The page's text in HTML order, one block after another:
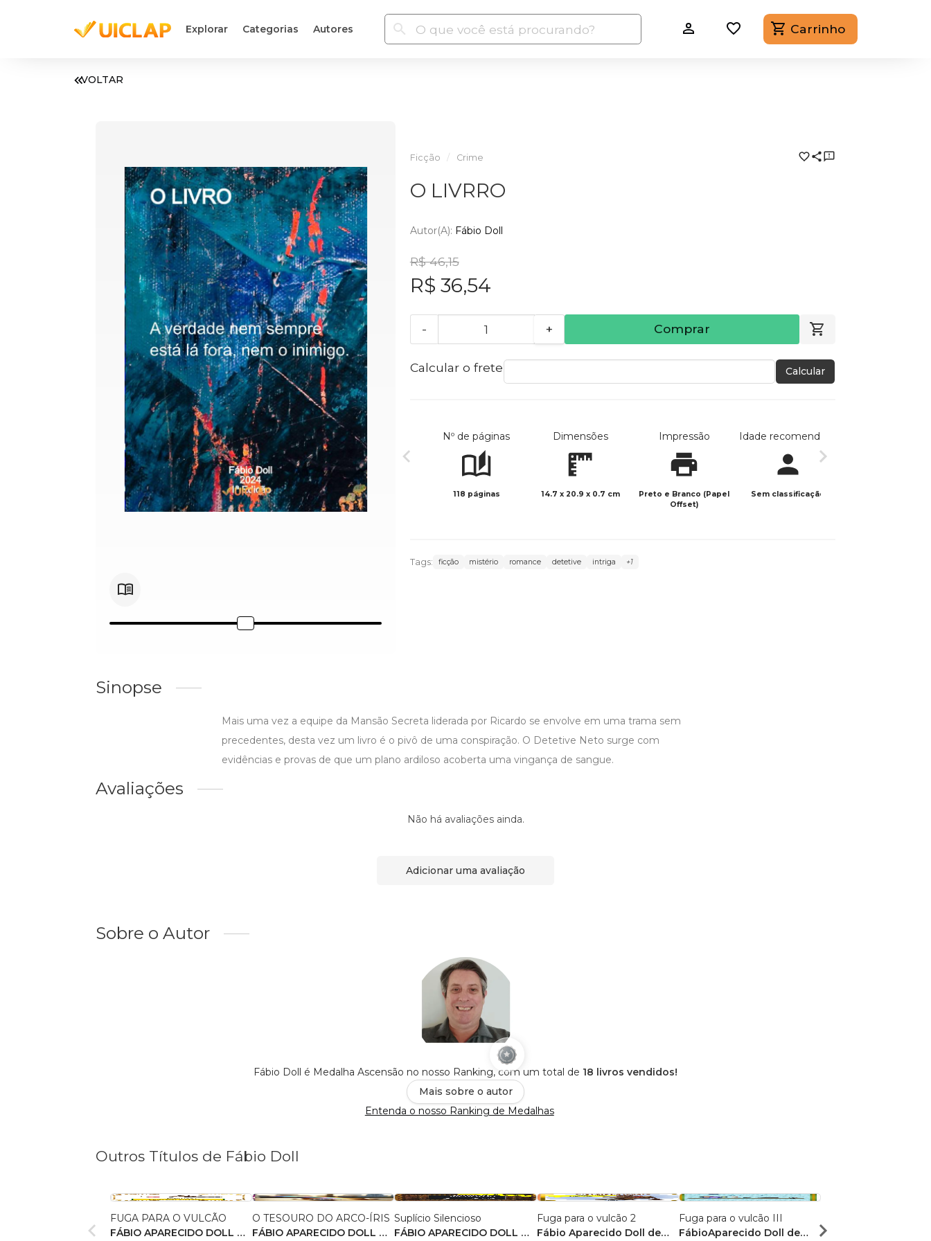
Explorar Categorias Autores Carrinho
VOLTAR
Ficção Crime
O LIVRRO
Autor(a): Fábio Doll
R$ 46,15
R$ 36,54
- + Comprar
Calcular o frete Calcular
Nº de páginas
118 páginas
Dimensões
14.7 x 20.9 x 0.7 cm
Impressão
Preto e Branco (Papel
Offset)
Idade recomendada
Sem classificação
Tags: ficção mistério romance detetive intriga +1
Sinopse
Mais uma vez a equipe da Mansão Secreta liderada por Ricardo se envolve em uma trama sem
precedentes, desta vez um livro é o pivô de uma conspiração. O Detetive Neto surge com
evidências e provas de que um plano ardiloso acoberta uma vingança de sangue.
Avaliações
Não há avaliações ainda.
Adicionar uma avaliação
Sobre o Autor
Fábio Doll é Medalha Ascensão no nosso Ranking, com um total de 18 livros vendidos!
Mais sobre o autor
Entenda o nosso Ranking de Medalhas
Outros Títulos de Fábio Doll
FUGA PARA O VULCÃO
FÁBIO APARECIDO DOLL DE
O TESOURO DO ARCO-ÍRIS
FÁBIO APARECIDO DOLL DE
Suplício Silencioso
FÁBIO APARECIDO DOLL DE
Fuga para o vulcão 2
Fábio Aparecido Doll de
Fuga para o vulcão III
FábioAparecido Doll de
FÁBIO APARECIDO